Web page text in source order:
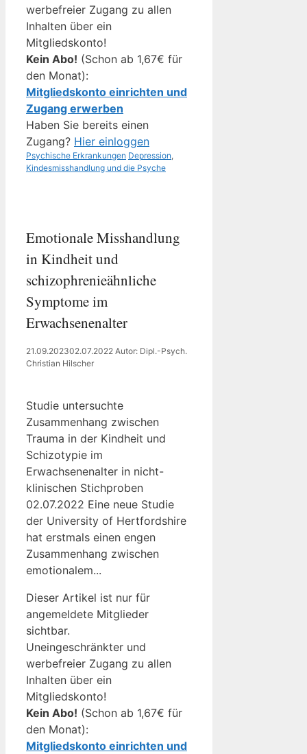
werbefreier Zugang zu allen
Inhalten über ein
Mitgliedskonto!
Kein Abo! (Schon ab 1,67€ für
den Monat):
Mitgliedskonto einrichten und
Zugang erwerben
Haben Sie bereits einen
Zugang? Hier einloggen
Kategorien
Psychische Erkrankungen Schlagwörter
Depression
Kindesmisshandlung und die Psyche
Emotionale Misshandlung
in Kindheit und
schizophrenieähnliche
Symptome im
Erwachsenenalter
21.09.202302.07.2022 Autor: Dipl.-Psych.
Christian Hilscher
Studie untersuchte
Zusammenhang zwischen
Trauma in der Kindheit und
Schizotypie im
Erwachsenenalter in nicht-
klinischen Stichproben
02.07.2022 Eine neue Studie
der University of Hertfordshire
hat erstmals einen engen
Zusammenhang zwischen
emotionalem...
Dieser Artikel ist nur für
angemeldete Mitglieder
sichtbar.
Uneingeschränkter und
werbefreier Zugang zu allen
Inhalten über ein
Mitgliedskonto!
Kein Abo! (Schon ab 1,67€ für
den Monat):
Mitgliedskonto einrichten und